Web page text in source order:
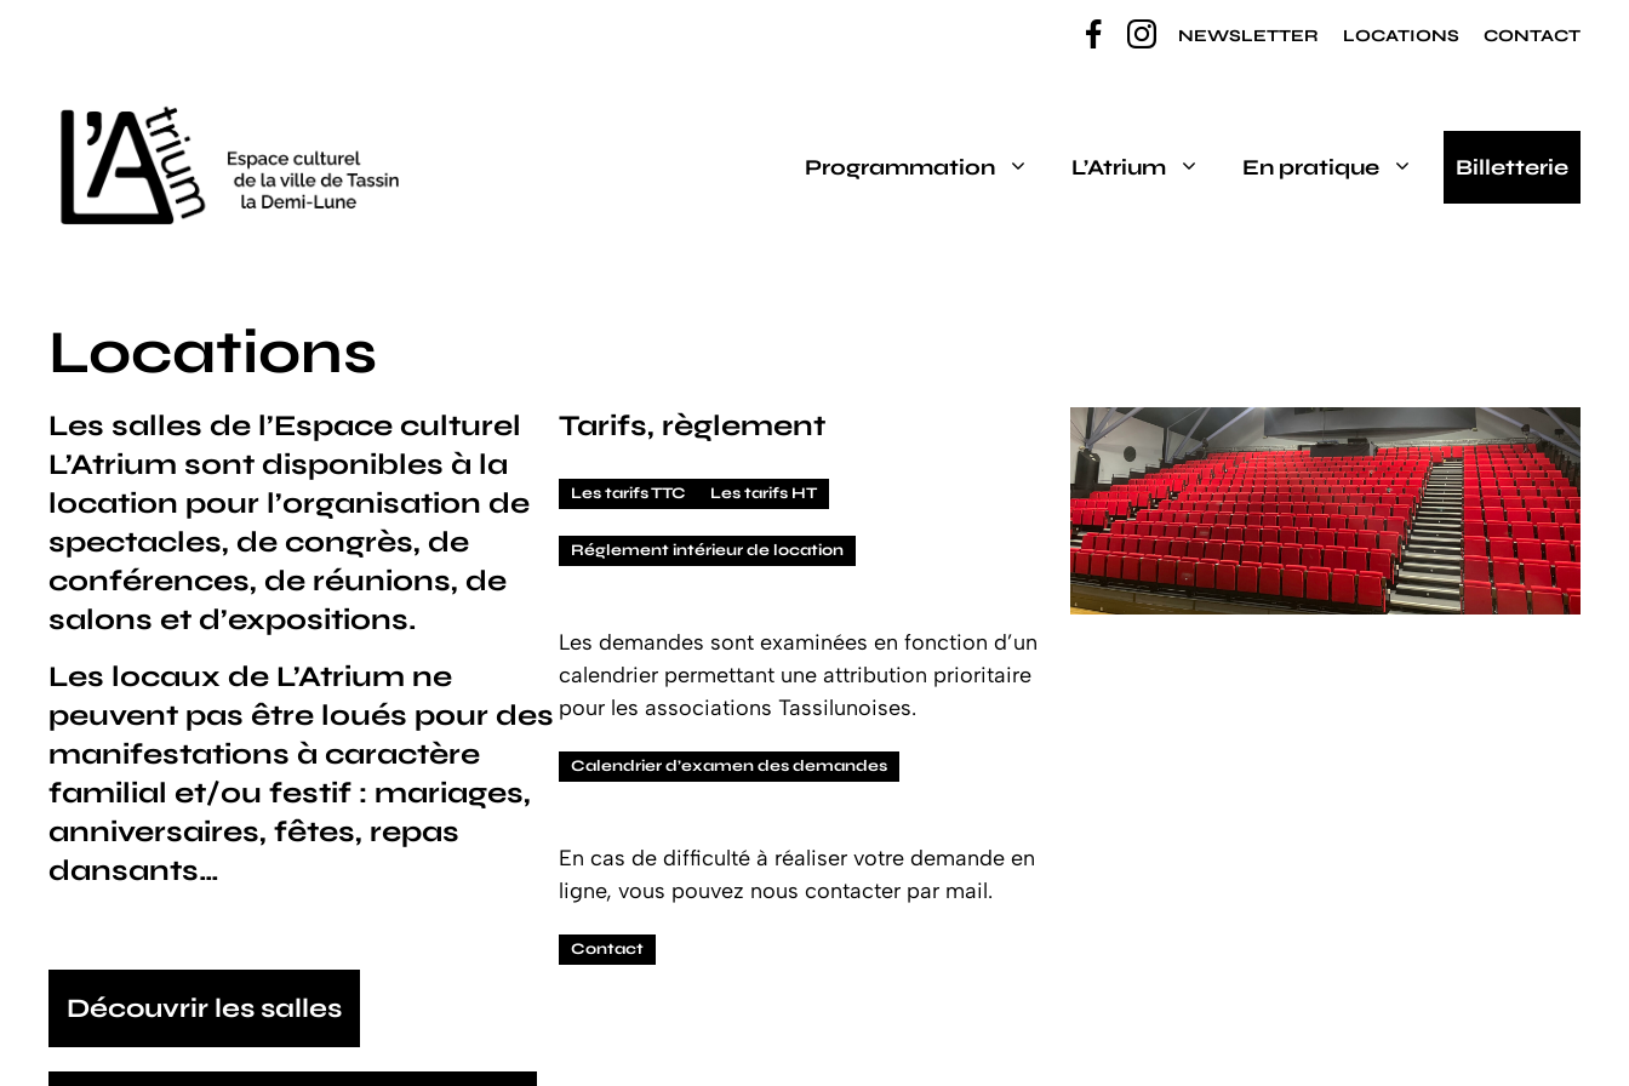
NEWSLETTER LOCATIONS CONTACT
Programmation L’Atrium En pratique Billetterie
Locations
Les salles de l’Espace culturel
L’Atrium sont disponibles à la
location pour l’organisation de
spectacles, de congrès, de
conférences, de réunions, de
salons et d’expositions.
Les locaux de L’Atrium ne
peuvent pas être loués pour des
manifestations à caractère
familial et/ou festif : mariages,
anniversaires, fêtes, repas
dansants…
Découvrir les salles
Tarifs, règlement
Les tarifs TTC Les tarifs HT
Réglement intérieur de location
Les demandes sont examinées en fonction d’un
calendrier permettant une attribution prioritaire
pour les associations Tassilunoises.
Calendrier d’examen des demandes
En cas de difficulté à réaliser votre demande en
ligne, vous pouvez nous contacter par mail.
Contact